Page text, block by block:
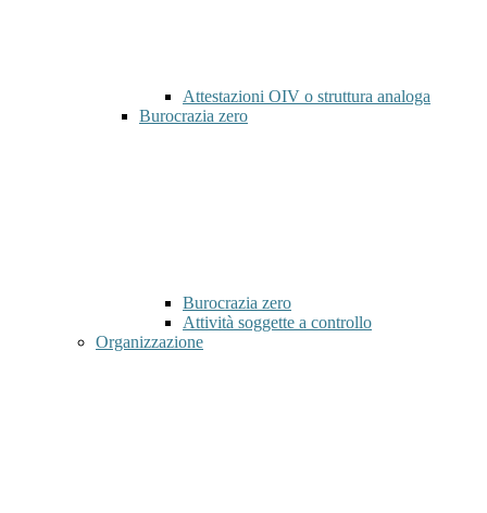
Attestazioni OIV o struttura analoga
Burocrazia zero
Burocrazia zero
Attività soggette a controllo
Organizzazione